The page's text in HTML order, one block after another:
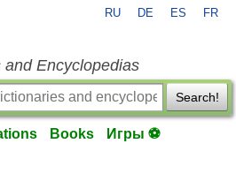
RU DE ES FR
Encyclopedias
Search!
Books Игры ⚽